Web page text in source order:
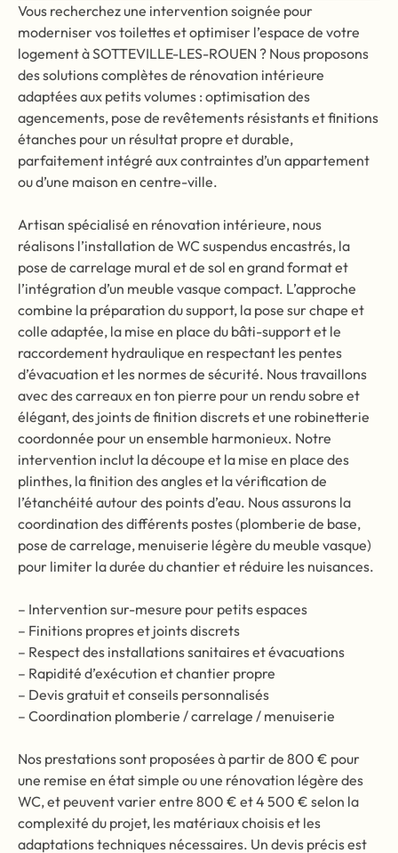
Vous recherchez une intervention soignée pour
moderniser vos toilettes et optimiser l’espace de votre
logement à SOTTEVILLE-LES-ROUEN ? Nous proposons
des solutions complètes de rénovation intérieure
adaptées aux petits volumes : optimisation des
agencements, pose de revêtements résistants et finitions
étanches pour un résultat propre et durable,
parfaitement intégré aux contraintes d’un appartement
ou d’une maison en centre-ville.
Artisan spécialisé en rénovation intérieure, nous
réalisons l’installation de WC suspendus encastrés, la
pose de carrelage mural et de sol en grand format et
l’intégration d’un meuble vasque compact. L’approche
combine la préparation du support, la pose sur chape et
colle adaptée, la mise en place du bâti-support et le
raccordement hydraulique en respectant les pentes
d’évacuation et les normes de sécurité. Nous travaillons
avec des carreaux en ton pierre pour un rendu sobre et
élégant, des joints de finition discrets et une robinetterie
coordonnée pour un ensemble harmonieux. Notre
intervention inclut la découpe et la mise en place des
plinthes, la finition des angles et la vérification de
l’étanchéité autour des points d’eau. Nous assurons la
coordination des différents postes (plomberie de base,
pose de carrelage, menuiserie légère du meuble vasque)
pour limiter la durée du chantier et réduire les nuisances.
– Intervention sur-mesure pour petits espaces
– Finitions propres et joints discrets
– Respect des installations sanitaires et évacuations
– Rapidité d’exécution et chantier propre
– Devis gratuit et conseils personnalisés
– Coordination plomberie / carrelage / menuiserie
Nos prestations sont proposées à partir de 800 € pour
une remise en état simple ou une rénovation légère des
WC, et peuvent varier entre 800 € et 4 500 € selon la
complexité du projet, les matériaux choisis et les
adaptations techniques nécessaires. Un devis précis est